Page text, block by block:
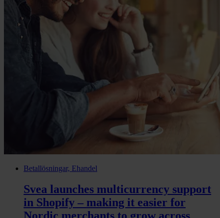
Betallösningar, Ehandel
Svea launches multicurrency support
in Shopify – making it easier for